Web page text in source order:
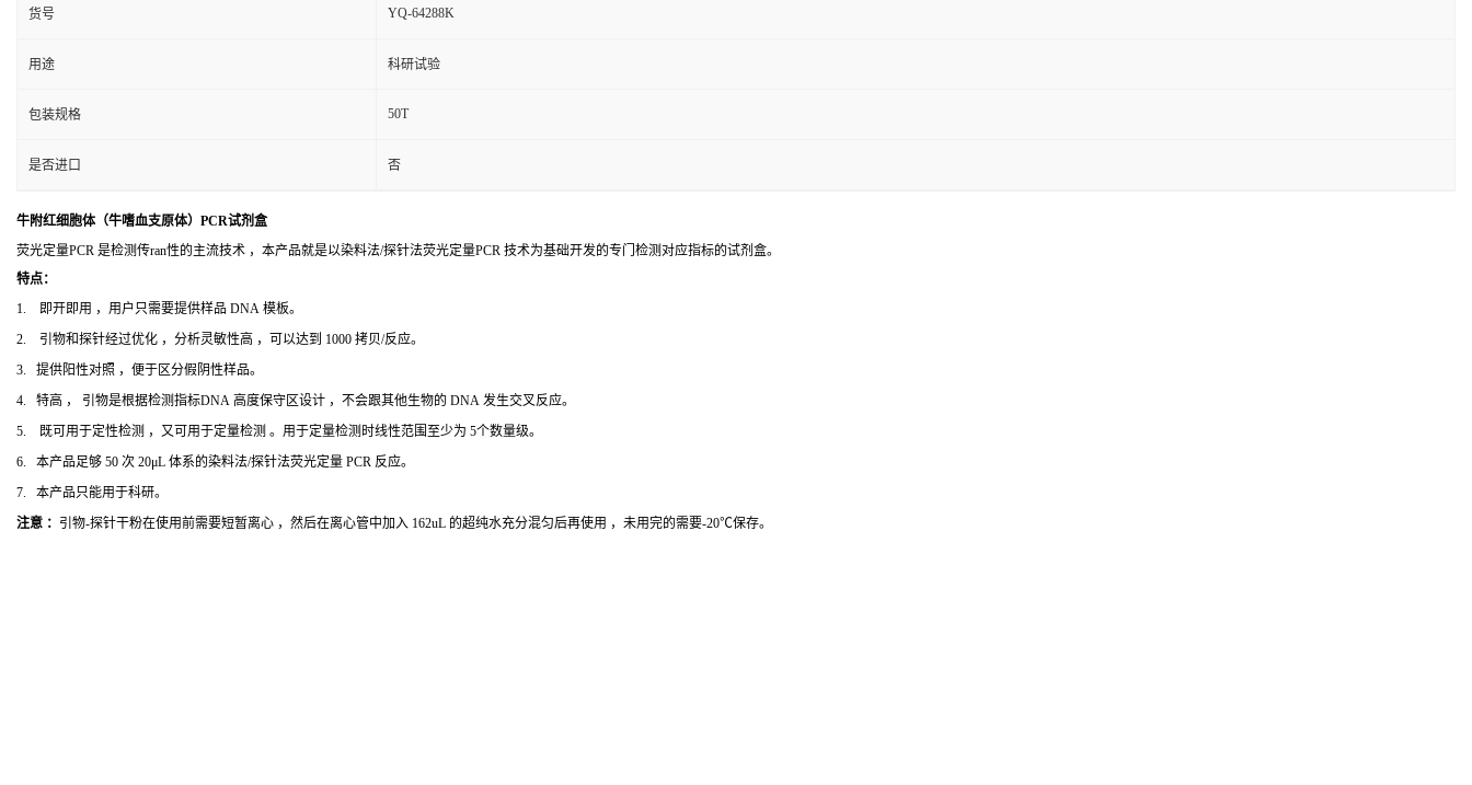
货号 YQ-64288K
用途 科研试验
包装规格 50T
是否进口 否
牛附红细胞体（牛嗜血支原体）PCR试剂盒
荧光定量PCR 是检测传ran性的主流技术 ，本产品就是以染料法/探针法荧光定量PCR 技术为基础开发的专门检测对应指标的试剂盒。
特点：
1. 即开即用 ，用户只需要提供样品 DNA 模板。
2. 引物和探针经过优化 ，分析灵敏性高 ，可以达到 1000 拷贝/反应。
3. 提供阳性对照 ，便于区分假阴性样品。
4. 特高 ， 引物是根据检测指标DNA 高度保守区设计 ，不会跟其他生物的 DNA 发生交叉反应。
5. 既可用于定性检测 ，又可用于定量检测 。用于定量检测时线性范围至少为 5个数量级。
6. 本产品足够 50 次 20μL 体系的染料法/探针法荧光定量 PCR 反应。
7. 本产品只能用于科研。
注意 ： 引物-探针干粉在使用前需要短暂离心 ，然后在离心管中加入 162uL 的超纯水充分混匀后再使用 ，未用完的需要-20℃保存。